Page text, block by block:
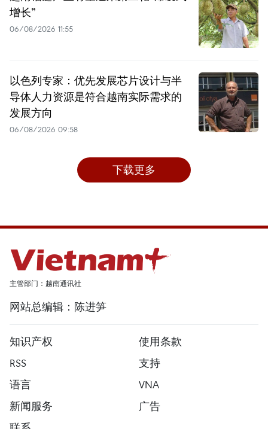
增长”
06/08/2026 11:55
以色列专家：优先发展芯片设计与半
导体人力资源是符合越南实际需求的
发展方向
06/08/2026 09:58
下载更多
主管部门：越南通讯社
网站总编辑：陈进笋
知识产权
使用条款
RSS
支持
语言
VNA
新闻服务
广告